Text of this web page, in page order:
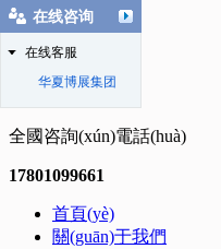
全國咨詢(xún)電話(huà)
17801099661
首頁(yè)
關(guān)于我們
在线咨询
在线客服
华夏博展集团